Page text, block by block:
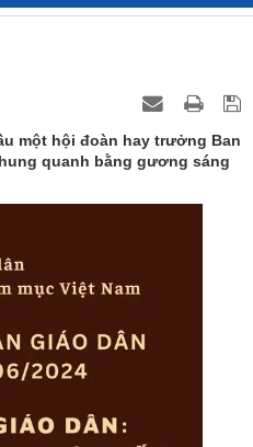
một hội đoàn hay trưởng Ban
quanh bằng gương sáng